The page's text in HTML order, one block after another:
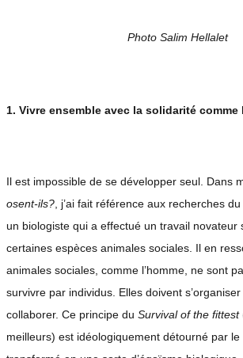
Photo Salim Hellalet
1. Vivre ensemble avec la solidarité comme
Il est impossible de se développer seul. Dans
osent-ils? , j’ai fait référence aux recherches
un biologiste qui a effectué un travail novateur
certaines espèces animales sociales. Il en
animales sociales, comme l’homme, ne sont
survivre par individus. Elles doivent s’organiser
collaborer. Ce principe du Survival of the fittest
meilleurs) est idéologiquement détourné par